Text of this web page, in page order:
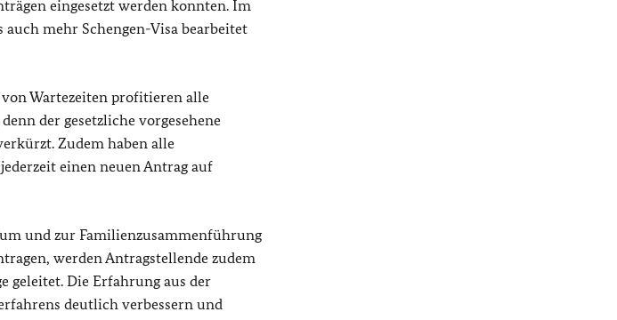
eingesetzt werden konnten. Im
mehr Schengen-Visa bearbeitet
Wartezeiten profitieren alle
der gesetzliche vorgesehene
Zudem haben alle
einen neuen Antrag auf
und zur Familienzusammenführung
werden Antragstellende zudem
geleitet. Die Erfahrung aus der
deutlich verbessern und